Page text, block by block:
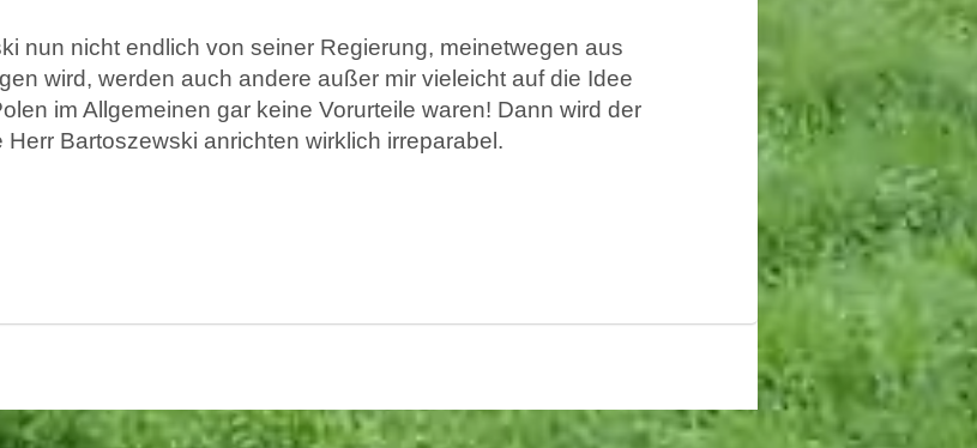
nun nicht endlich von seiner Regierung, meinetwegen aus
wird, werden auch andere außer mir vieleicht auf die Idee
im Allgemeinen gar keine Vorurteile waren! Dann wird der
Bartoszewski anrichten wirklich irreparabel.